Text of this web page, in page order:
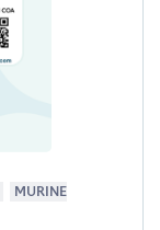
MURINE